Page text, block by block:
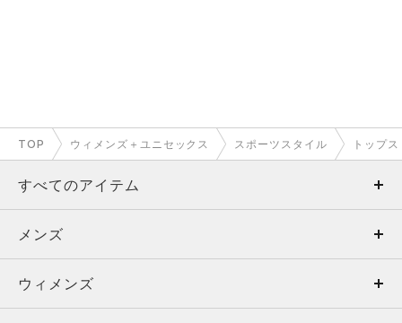
TOP ウィメンズ＋ユニセックス スポーツスタイル トップス
すべてのアイテム
メンズ
ウィメンズ
メンズ
トップス
ウィメンズ